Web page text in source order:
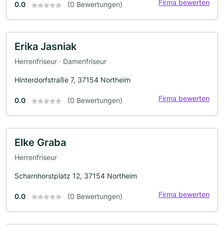
0.0 (0 Bewertungen) Firma bewerten
Erika Jasniak
Herrenfriseur · Damenfriseur
Hinterdorfstraße 7, 37154 Northeim
0.0 (0 Bewertungen) Firma bewerten
Elke Graba
Herrenfriseur
Scharnhorstplatz 12, 37154 Northeim
0.0 (0 Bewertungen) Firma bewerten